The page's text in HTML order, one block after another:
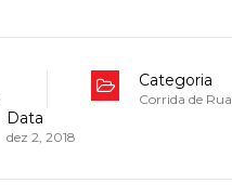
Categoria
Corrida de Rua
Data
dez 2, 2018